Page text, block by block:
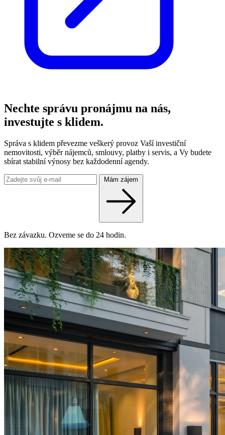
Nechte správu pronájmu na nás,
investujte s klidem.
Správa s klidem převezme veškerý provoz Vaší investiční
nemovitosti, výběr nájemců, smlouvy, platby i servis, a Vy budete
sbírat stabilní výnosy bez každodenní agendy.
Mám zájem
Bez závazku. Ozveme se do 24 hodin.